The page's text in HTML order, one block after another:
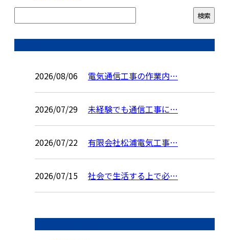
2026/08/06 電気通信工事の作業内…
2026/07/29 未経験でも通信工事に…
2026/07/22 有限会社松浦電気工事…
2026/07/15 社会で生活する上で必…